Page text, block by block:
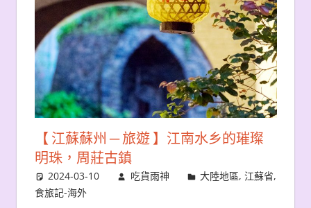
【 江蘇蘇州 ─ 旅遊 】江南水乡的璀璨
明珠，周莊古鎮
2024-03-10 吃貨雨神 大陸地區,江蘇省,
食旅記-海外